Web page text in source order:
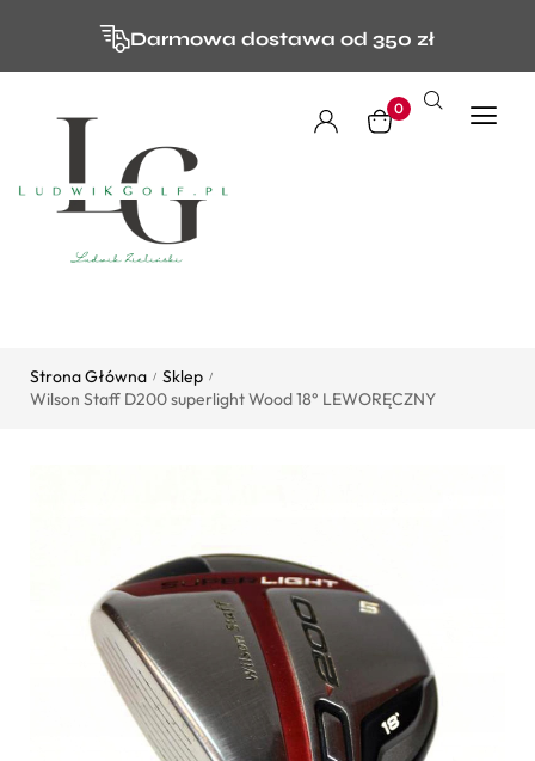
Darmowa dostawa od 350 zł
0
Strona Główna / Sklep /
Wilson Staff D200 superlight Wood 18° LEWORĘCZNY